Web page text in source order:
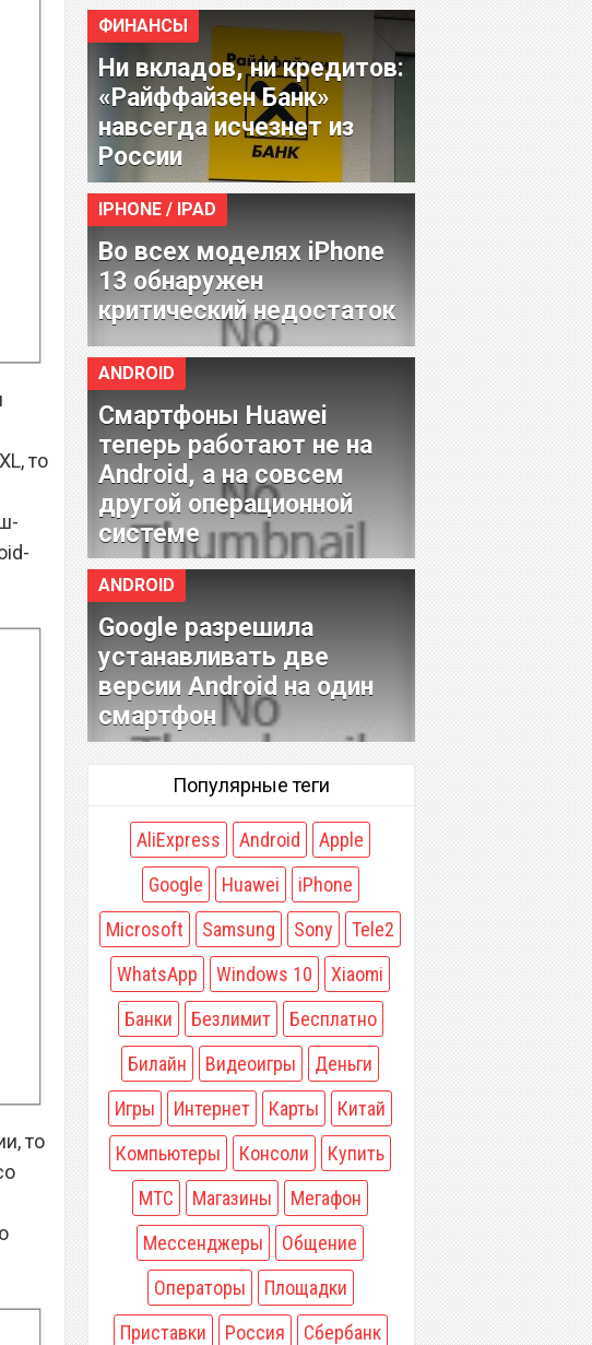
то
то
ФИНАНСЫ
Ни вкладов, ни кредитов:
«Райффайзен Банк»
навсегда исчезнет из
России
IPHONE / IPAD
Во всех моделях iPhone
13 обнаружен
критический недостаток
ANDROID
Смартфоны Huawei
теперь работают не на
Android, а на совсем
другой операционной
системе
ANDROID
Google разрешила
устанавливать две
версии Android на один
смартфон
Популярные теги
AliExpress Android
Apple
Google
Huawei
iPhone
Microsoft
Samsung Sony
Tele2
WhatsApp
Windows 10
Xiaomi
Банки
Безлимит
Бесплатно
Билайн
Видеоигры
Деньги
Игры
Интернет Карты
Китай
Компьютеры
Консоли
Купить
МТС
Магазины
Мегафон
Мессенджеры
Общение
Операторы
Площадки
Приставки
Россия
Сбербанк